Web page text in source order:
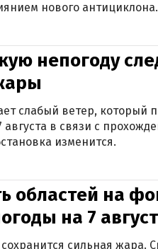
нового антициклона.
непогоду
слабый ветер, который
в связи с
изменится.
областей на
на 7
сильная жара.